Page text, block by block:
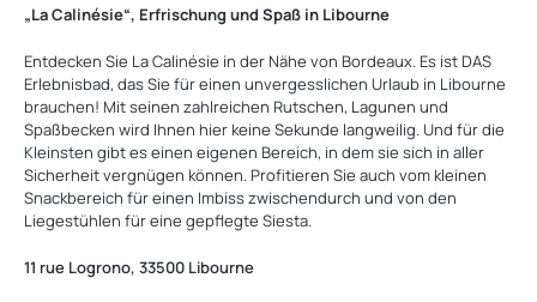
„La Calinésie“, Erfrischung und Spaß in Libourne
Entdecken Sie La Calinésie in der Nähe von Bordeaux. Es ist DAS
Erlebnisbad, das Sie für einen unvergesslichen Urlaub in Libourne
brauchen! Mit seinen zahlreichen Rutschen, Lagunen und
Spaßbecken wird Ihnen hier keine Sekunde langweilig. Und für die
Kleinsten gibt es einen eigenen Bereich, in dem sie sich in aller
Sicherheit vergnügen können. Profitieren Sie auch vom kleinen
Snackbereich für einen Imbiss zwischendurch und von den
Liegestühlen für eine gepflegte Siesta.
11 rue Logrono, 33500 Libourne